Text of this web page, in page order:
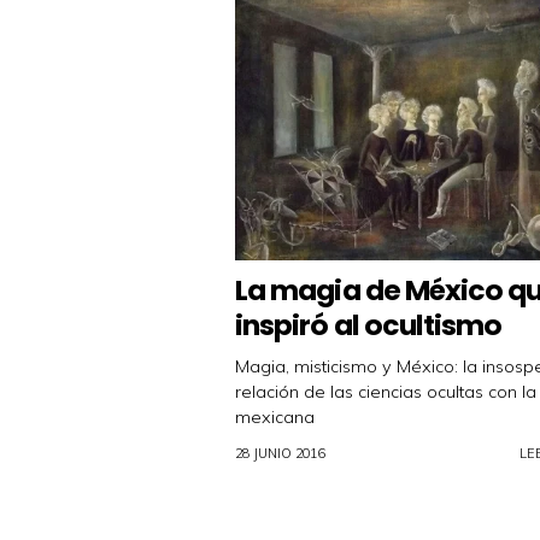
La magia de México
inspiró al ocultismo
Magia, misticismo y México: la
relación de las ciencias ocultas con
mexicana
28 JUNIO 2016